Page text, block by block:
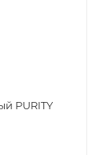
PURITY